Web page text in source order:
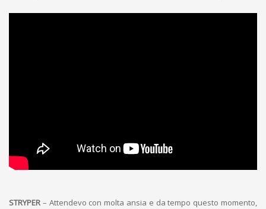
STRYPER – Attendevo con molta ansia e da tempo questo momento,